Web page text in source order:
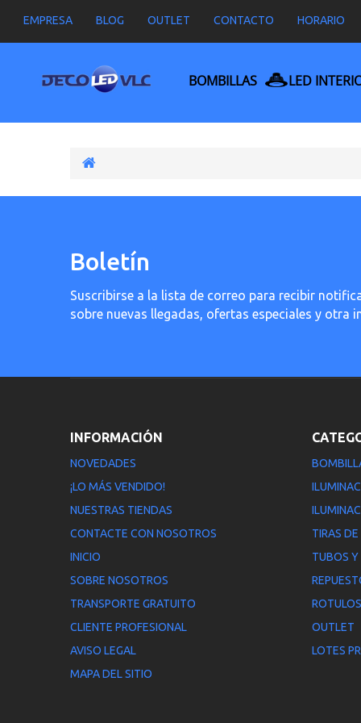
EMPRESA BLOG OUTLET CONTACTO HORARIO
BOMBILLAS LED
Boletín
Suscribirse a la lista de correo para recibir
sobre nuevas llegadas, ofertas especiales y otra
INFORMACIÓN
NOVEDADES
¡LO MÁS VENDIDO!
NUESTRAS TIENDAS
CONTACTE CON NOSOTROS
INICIO
SOBRE NOSOTROS
TRANSPORTE GRATUITO
CLIENTE PROFESIONAL
AVISO LEGAL
MAPA DEL SITIO
TIRAS
TUBOS Y
OUTLET
LOTES